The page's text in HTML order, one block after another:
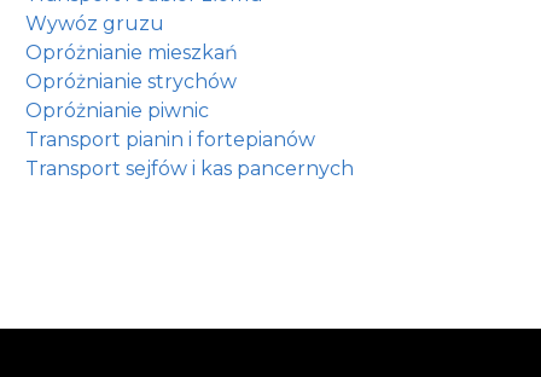
Wywóz gruzu
Opróżnianie mieszkań
Opróżnianie strychów
Opróżnianie piwnic
Transport pianin i fortepianów
Transport sejfów i kas pancernych